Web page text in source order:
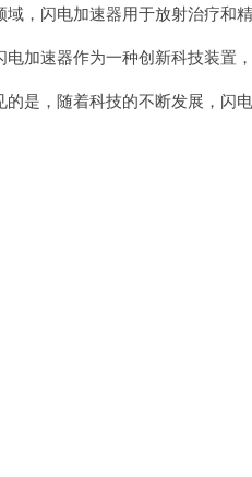
，闪电加速器用于放射治疗和精
加速器作为一种创新科技装置，
是，随着科技的不断发展，闪电